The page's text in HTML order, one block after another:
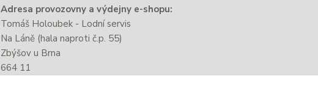
Adresa provozovny a výdejny e-shopu:
Tomáš Holoubek - Lodní servis
Na Láně (hala naproti č.p. 55)
Zbýšov u Brna
664 11